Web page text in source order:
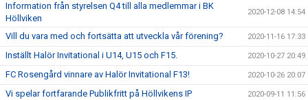
Information från styrelsen Q4 till alla medlemmar i BK
Höllviken
2020-12-08 14:54
Vill du vara med och fortsätta att utveckla vår förening? 2020-11-16 17:33
Inställt Halör Invitational i U14, U15 och F15. 2020-10-27 20:49
FC Rosengård vinnare av Halör Invitational F13! 2020-10-26 20:07
Vi spelar fortfarande Publikfritt på Höllvikens IP 2020-09-11 11:56